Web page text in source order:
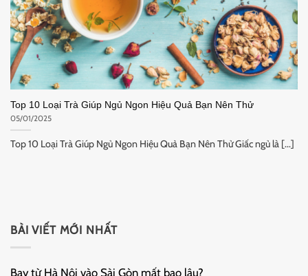
Top 10 Loại Trà Giúp Ngủ Ngon Hiệu Quả Bạn Nên Thử
05/01/2025
Top 10 Loại Trà Giúp Ngủ Ngon Hiệu Quả Bạn Nên Thử Giấc ngủ là [...]
BÀI VIẾT MỚI NHẤT
Bay từ Hà Nội vào Sài Gòn mất bao lâu?